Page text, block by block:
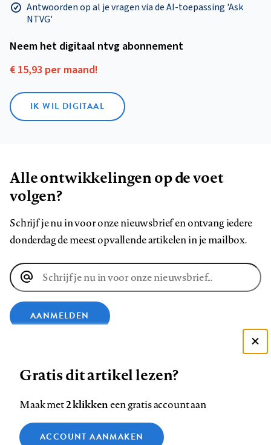
Antwoorden op al je vragen via de AI-toepassing 'Ask
NTVG'
Neem het digitaal ntvg abonnement
€ 15,93 per maand!
IK WIL DIGITAAL
Alle ontwikkelingen op de voet
volgen?
Schrijf je nu in voor onze nieuwsbrief en ontvang iedere
donderdag de meest opvallende artikelen in je mailbox.
E-
mailadres
AANMELDEN
op
op
op
ons
op
Contact Colofon Disclaimer Privacy
Zie onze cookie policy
Gratis dit artikel lezen?
Maak met2 klikkeneen gratis account aan
ACCOUNT AANMAKEN